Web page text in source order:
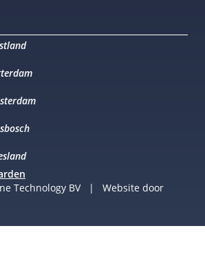
Technology BV | Website door